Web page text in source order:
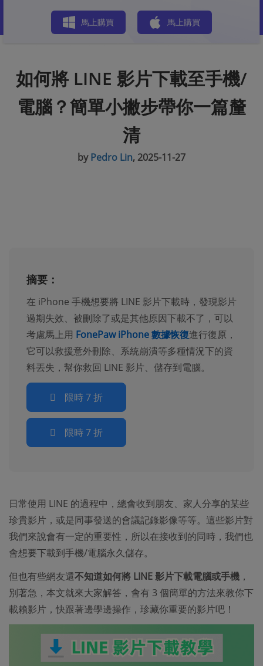
馬上購買 馬上購買
如何將 LINE 影片下載至手機/
電腦？簡單小撇步帶你一篇釐
清
byPedro Lin, 2025-11-27
摘要：
在 iPhone 手機想要將 LINE 影片下載時，發現影片
過期失效、被刪除了或是其他原因下載不了，可以
考慮馬上用 FonePaw iPhone 數據恢復進行復原，
它可以救援意外刪除、系統崩潰等多種情況下的資
料丟失，幫你救回 LINE 影片、儲存到電腦。
限時 7 折
限時 7 折
日常使用 LINE 的過程中，總會收到朋友、家人分享的某些
珍貴影片，或是同事發送的會議記錄影像等等。這些影片對
我們來說會有一定的重要性，所以在接收到的同時，我們也
會想要下載到手機/電腦永久儲存。
但也有些網友還不知道如何將 LINE 影片下載電腦或手機 ，
別著急，本文就來大家解答，會有 3 個簡單的方法來教你下
載賴影片，快跟著邊學邊操作，珍藏你重要的影片吧！